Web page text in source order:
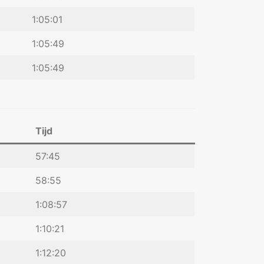
1:05:01
1:05:49
1:05:49
Tijd
57:45
58:55
1:08:57
1:10:21
1:12:20